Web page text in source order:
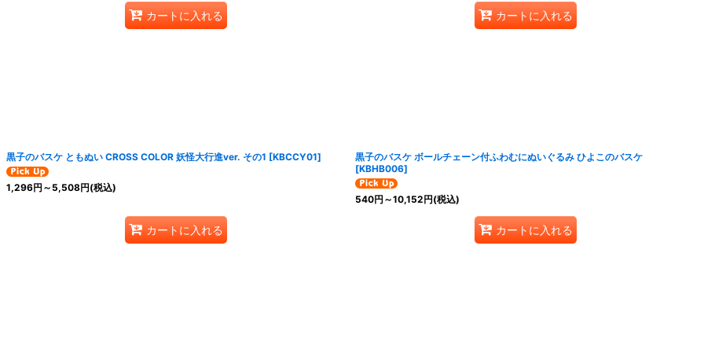
カートに入れる カートに入れる
黒子のバスケ ともぬい CROSS COLOR 妖怪大行進ver. その1 [KBCCY01]
1,296円 ～5,508円(税込)
カートに入れる
黒子のバスケ ボールチェーン付ふわむにぬいぐるみ ひよこのバスケ
[KBHB006]
540円 ～10,152円(税込)
カートに入れる